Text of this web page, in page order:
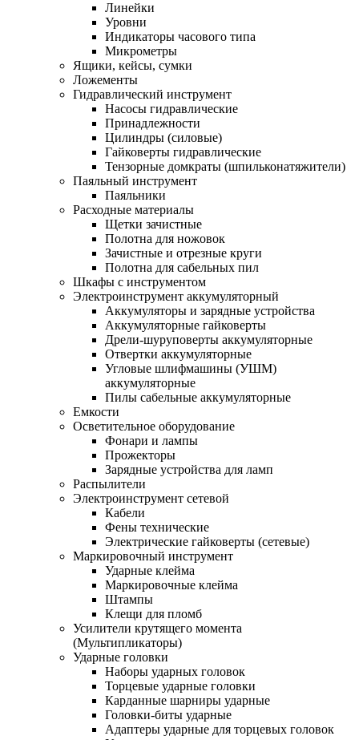
Линейки
Уровни
Индикаторы часового типа
Микрометры
Ящики, кейсы, сумки
Ложементы
Гидравлический инструмент
Насосы гидравлические
Принадлежности
Цилиндры (силовые)
Гайковерты гидравлические
Тензорные домкраты (шпильконатяжители)
Паяльный инструмент
Паяльники
Расходные материалы
Щетки зачистные
Полотна для ножовок
Зачистные и отрезные круги
Полотна для сабельных пил
Шкафы с инструментом
Электроинструмент аккумуляторный
Аккумуляторы и зарядные устройства
Аккумуляторные гайковерты
Дрели-шуруповерты аккумуляторные
Отвертки аккумуляторные
Угловые шлифмашины (УШМ)
аккумуляторные
Пилы сабельные аккумуляторные
Емкости
Осветительное оборудование
Фонари и лампы
Прожекторы
Зарядные устройства для ламп
Распылители
Электроинструмент сетевой
Кабели
Фены технические
Электрические гайковерты (сетевые)
Маркировочный инструмент
Ударные клейма
Маркировочные клейма
Штампы
Клещи для пломб
Усилители крутящего момента
(Мультипликаторы)
Ударные головки
Наборы ударных головок
Торцевые ударные головки
Карданные шарниры ударные
Головки-биты ударные
Адаптеры ударные для торцевых головок